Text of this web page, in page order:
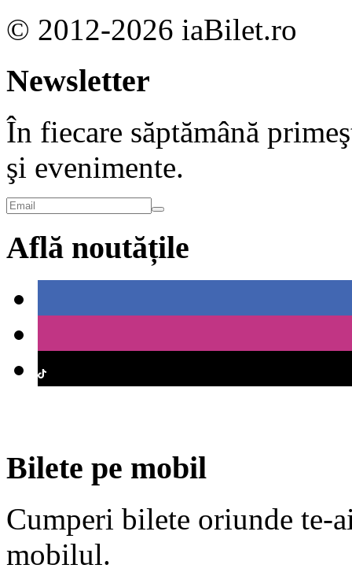
© 2012-2026 iaBilet.ro
Newsletter
În fiecare săptămână
şi evenimente.
Află noutățile
Bilete pe mobil
Cumperi bilete oriunde te-
mobilul.